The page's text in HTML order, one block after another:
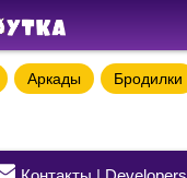
Аркады Бродилки